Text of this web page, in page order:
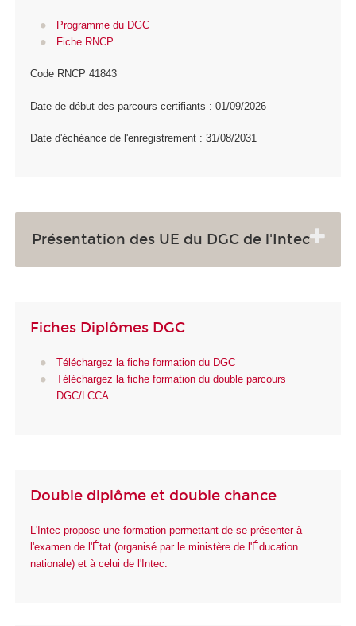
Programme du DGC
Fiche RNCP
Code RNCP 41843
Date de début des parcours certifiants : 01/09/2026
Date d'échéance de l'enregistrement : 31/08/2031
Présentation des UE du DGC de l'Intec
Fiches Diplômes DGC
Téléchargez la fiche formation du DGC
Téléchargez la fiche formation du double parcours
DGC/LCCA
Double diplôme et double chance
L'Intec propose une formation permettant de se présenter à
l'examen de l'État (organisé par le ministère de l'Éducation
nationale) et à celui de l'Intec.